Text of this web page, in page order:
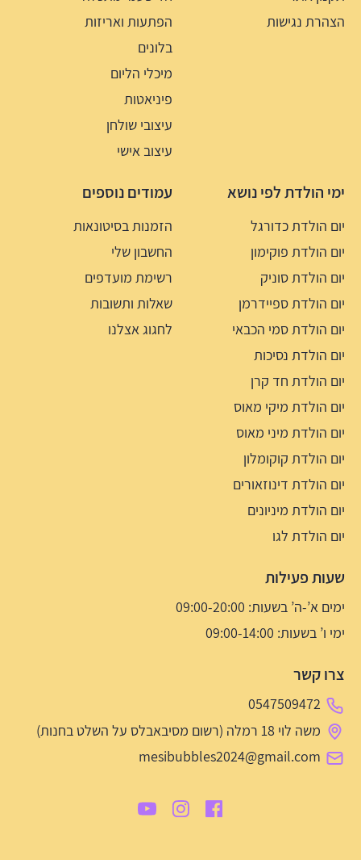
הצהרת נגישות
הפתעות ואריזות
בלונים
מיכלי הליום
פיניאטות
עיצובי שולחן
עיצוב אישי
ימי הולדת לפי נושא
יום הולדת כדורגל
יום הולדת פוקימון
יום הולדת סוניק
יום הולדת ספיידרמן
יום הולדת סמי הכבאי
יום הולדת נסיכות
יום הולדת חד קרן
יום הולדת מיקי מאוס
יום הולדת מיני מאוס
יום הולדת קוקומלון
יום הולדת דינוזאורים
יום הולדת מיניונים
יום הולדת לגו
עמודים נוספים
הזמנות בסיטונאות
החשבון שלי
רשימת מועדפים
שאלות ותשובות
לחגוג אצלנו
שעות פעילות
ימים א’-ה’ בשעות: 09:00-20:00
ימי ו’ בשעות: 09:00-14:00
צרו קשר
0547509472
משה לוי 18 רמלה (רשום מסיבאבלס על השלט בחנות)
mesibubbles2024@gmail.com